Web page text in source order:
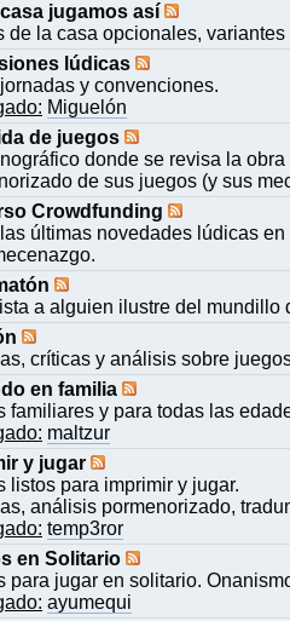
jugamos así
de la casa opcionales,
lúdicas
y convenciones.
Miguelón
de juegos
donde se revisa la
de sus juegos (y sus
Crowdfunding
últimas novedades lúdicas
a alguien ilustre del mundillo
críticas y análisis sobre
en familia
familiares y para todas las
maltzur
y jugar
listos para imprimir y jugar.
análisis pormenorizado,
temp3ror
en Solitario
para jugar en solitario.
ayumequi